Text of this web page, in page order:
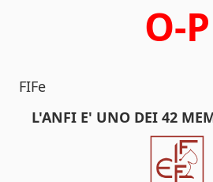
O-P
FIFe
L'ANFI E' UNO DEI 42